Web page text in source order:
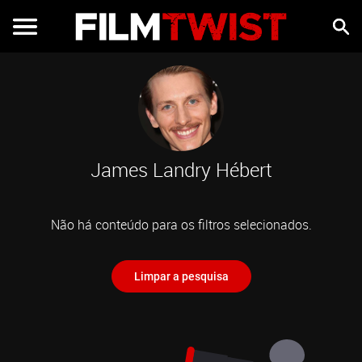
James Landry Hébert
Não há conteúdo para os filtros selecionados.
Limpar a pesquisa